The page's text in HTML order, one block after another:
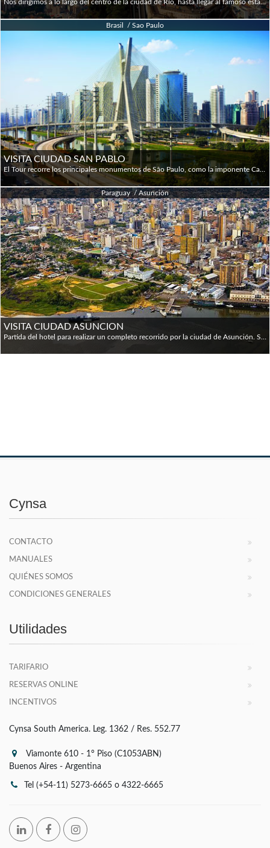
Nos dirigimos a lo largo del centro de la ciudad de Río, hasta llegar al famoso estadio de fútbol "Maracaná" (visita interior no incluida). Continuamos hacia el centro de la ciudad (parte antigua de la ciudad) pasando por el Sambódromo, la Catedral Moderna y el Teatro Municipal. Seguimos por el Parque Flamengo hasta alcanzar Urca, cerca de la estación del tranvía de Praia Vermelha, donde iremos a la montaña Urca (estación a medio camino) con sus jardines y vistas panorámicas. A continuación, un segundo tramo nos sube a la cima de la montaña Pan de Azúcar, de 400 m.s.n.m. El Pan de Azúcar se encuentra en el barrio Urca en la entrada de la Bahía de Guanabara. Son en realidad 2 montañas: Urca y Pan de Azúcar. Los teleféricos originales fueron inaugurados en 1912 pero en 1972 se modernizó usando nueva tecnología. El puesto de observación Corcovado se encuentra a 709 msnm, en la cima de la montaña homónima. Desde aquí se obtiene una vista panorámica de casi toa la ciudad de río de Janeiro. En este sitio se ubica también el sitio turístico de fama mundial: la estatua del Cristo Redentor. Corcovado está situado en el "Parque Nacional Selva Tijuca” (el parque urbano más grande en el mundo)" que está en el corazón de Río siendo considerado por los lugareños como el "pulmón de la ciudad". Un tren de cremallera -construido por ingenieros suizos- lleva a los visitantes a través de la selva, ofreciendo a los visitantes vistas panorámicas de la ciudad mientras se va subiendo. Finalmente al alcanzar la cima de la montaña, se encuentran escaleras mecánicas como así también un ascensor para ayudar a los pasajeros a alcanzar la estatua -que se encuentra en sus 28 metros de altura-. Y allí en la cima: la vista más maravillosa de la ciudad!
Brasil / Sao Paulo
VISITA CIUDAD SAN PABLO
El Tour recorre los principales monumentos de Sâo Paulo, como la imponente Catedral da Sé y Pateo do Callegio, el lugar de la fundación de esta inmensa metrópoli. Se continua por el barrio de Liberdade, el lado japonés de Sao Paulo y luego a una de las zonas más sofisticadas de la ciudad, la región de la Avenida Paulista, donde está situada el MASP (Museo de arte De Sao Paulo) y el barrio de Jardins, con sus fantásticas tiendas famosas y coches importados. También se visitan el parque Ibirapuera, con unas zona verde de 160 hectáreas, y otros importantes monumentos como el Monumento de las Banderas y las obras del famoso arquitecto Oscar Niemeyer. Se podrá visitar el Mercado Municipal, sitio ideal para almorzar (no incluido)
Paraguay / Asunción
VISITA CIUDAD ASUNCION
Cynsa
CONTACTO
MANUALES
QUIÉNES SOMOS
CONDICIONES GENERALES
Utilidades
TARIFARIO
RESERVAS ONLINE
INCENTIVOS
Cynsa South America. Leg. 1362 / Res. 552.77
Viamonte 610 - 1° Piso (C1053ABN)
Buenos Aires - Argentina
Tel (+54-11) 5273-6665 o 4322-6665